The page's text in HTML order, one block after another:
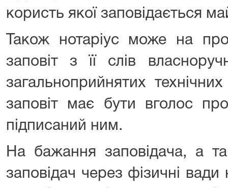
користь якої заповідається
Також нотаріус може на
заповіт з її слів
загальноприйнятих
заповіт має бути вголос
підписаний ним.
На бажання заповідача, а
заповідач через фізичні